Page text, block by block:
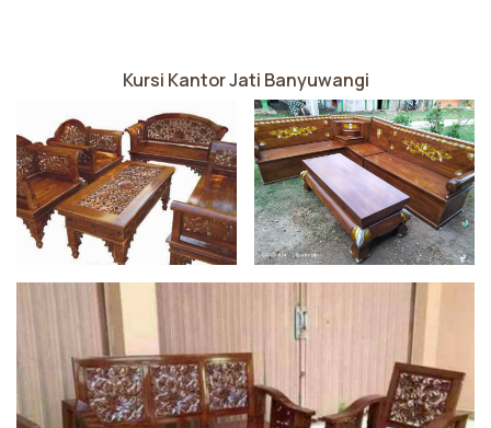
Kursi Kantor Jati Banyuwangi